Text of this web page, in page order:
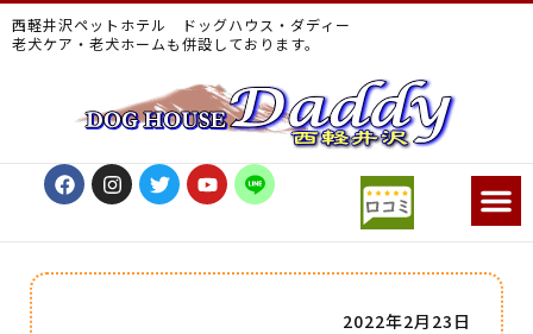
西軽井沢ペットホテル ドッグハウス・ダディー
老犬ケア・老犬ホームも併設しております。
2022年2月23日